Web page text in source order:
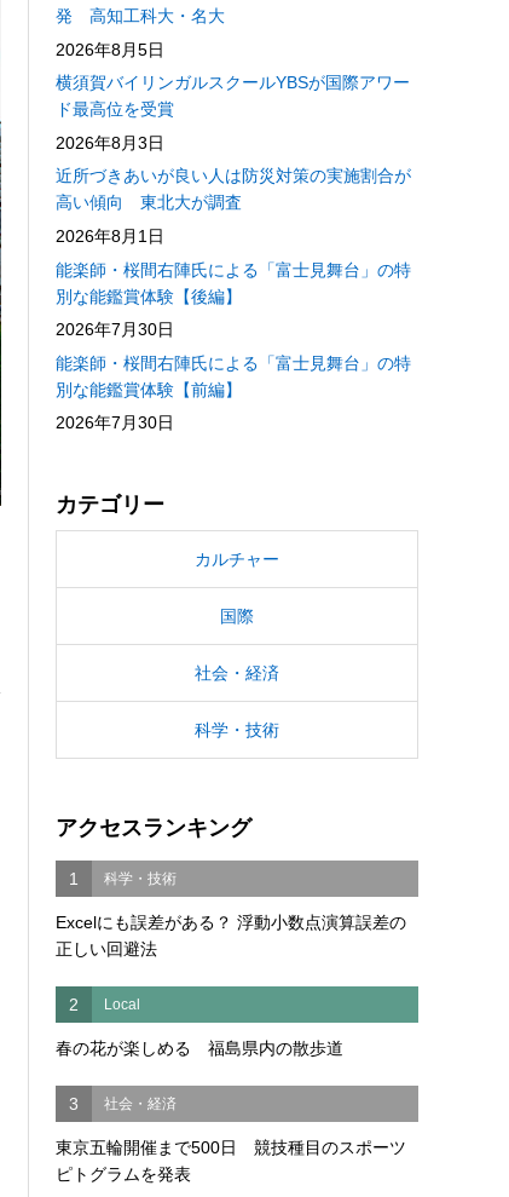
発 高知工科大・名大
2026年8月5日
横須賀バイリンガルスクールYBSが国際アワー
ド最高位を受賞
2026年8月3日
近所づきあいが良い人は防災対策の実施割合が
高い傾向 東北大が調査
2026年8月1日
能楽師・桜間右陣氏による「富士見舞台」の特
別な能鑑賞体験【後編】
2026年7月30日
能楽師・桜間右陣氏による「富士見舞台」の特
別な能鑑賞体験【前編】
2026年7月30日
カテゴリー
カルチャー
国際
社会・経済
科学・技術
アクセスランキング
1 科学・技術
Excelにも誤差がある？ 浮動小数点演算誤差の
正しい回避法
2 Local
春の花が楽しめる 福島県内の散歩道
3 社会・経済
東京五輪開催まで500日 競技種目のスポーツ
ピトグラムを発表